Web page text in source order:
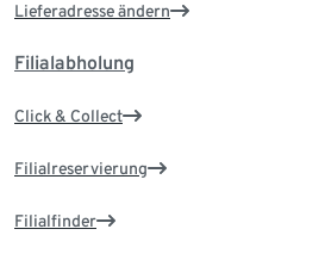
Lieferadresse ändern
Filialabholung
Click & Collect
Filialreservierung
Filialfinder